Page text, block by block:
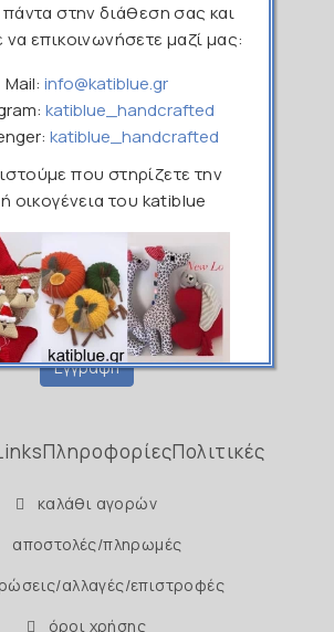
katiblue_handcrafted
στο Newsletter μας
Ονοματεπώνυμο
Email
Εγγραφή
ΠληροφορίεςΠολιτικές
καλάθι αγορών
αποστολές/πληρωμές
αλλαγές/επιστροφές
όροι χρήσης
στην διάθεση σας και
να επικοινωνήσετε μαζί μας:
Mail: info@katiblue.gr
katiblue_handcrafted
katiblue_handcrafted
που στηρίζετε την
οικογένεια του katiblue